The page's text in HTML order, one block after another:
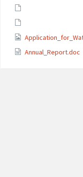
Annual_Report.doc